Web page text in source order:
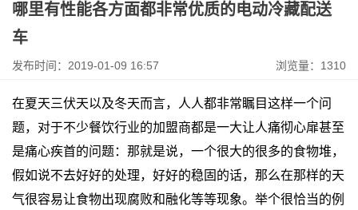
哪里有性能各方面都非常优质的电动冷藏配送
车
发布时间：2019-01-09 16:57 浏览量：1310
在夏天三伏天以及冬天而言，人人都非常瞩目这样一个问
题，对于不少餐饮行业的加盟商都是一大让人痛彻心扉甚至
是痛心疾首的问题：那就是说，一个很大的很多的食物堆，
假如说不去好好的处理，好好的稳固的话，那么在那样的天
气很容易让食物出现腐败和融化等等现象。举个很恰当的例